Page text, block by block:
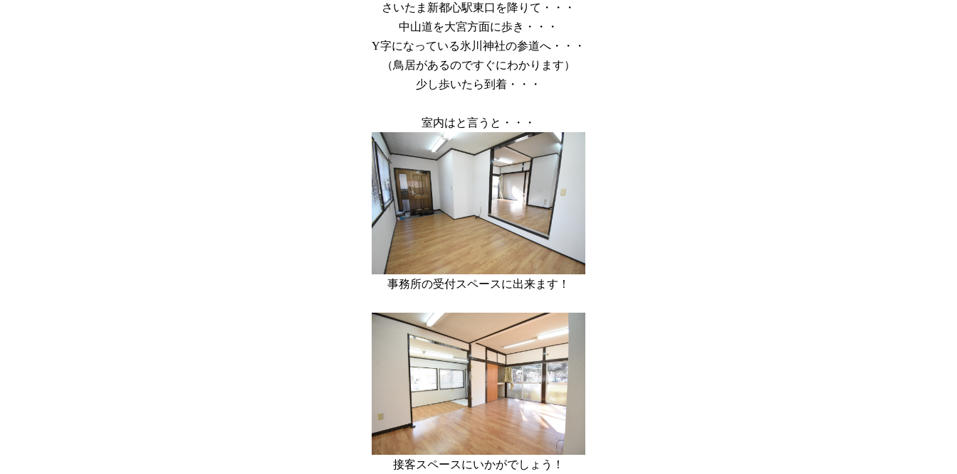
さいたま新都心駅東口を降りて・・・
中山道を大宮方面に歩き・・・
Y字になっている氷川神社の参道へ・・・
（鳥居があるのですぐにわかります）
少し歩いたら到着・・・
室内はと言うと・・・
事務所の受付スペースに出来ます！
接客スペースにいかがでしょう！